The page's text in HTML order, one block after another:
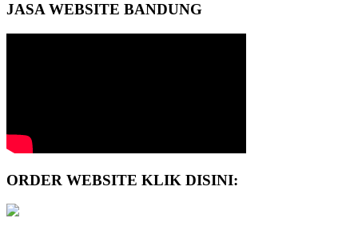
JASA WEBSITE BANDUNG
ORDER WEBSITE KLIK DISINI: